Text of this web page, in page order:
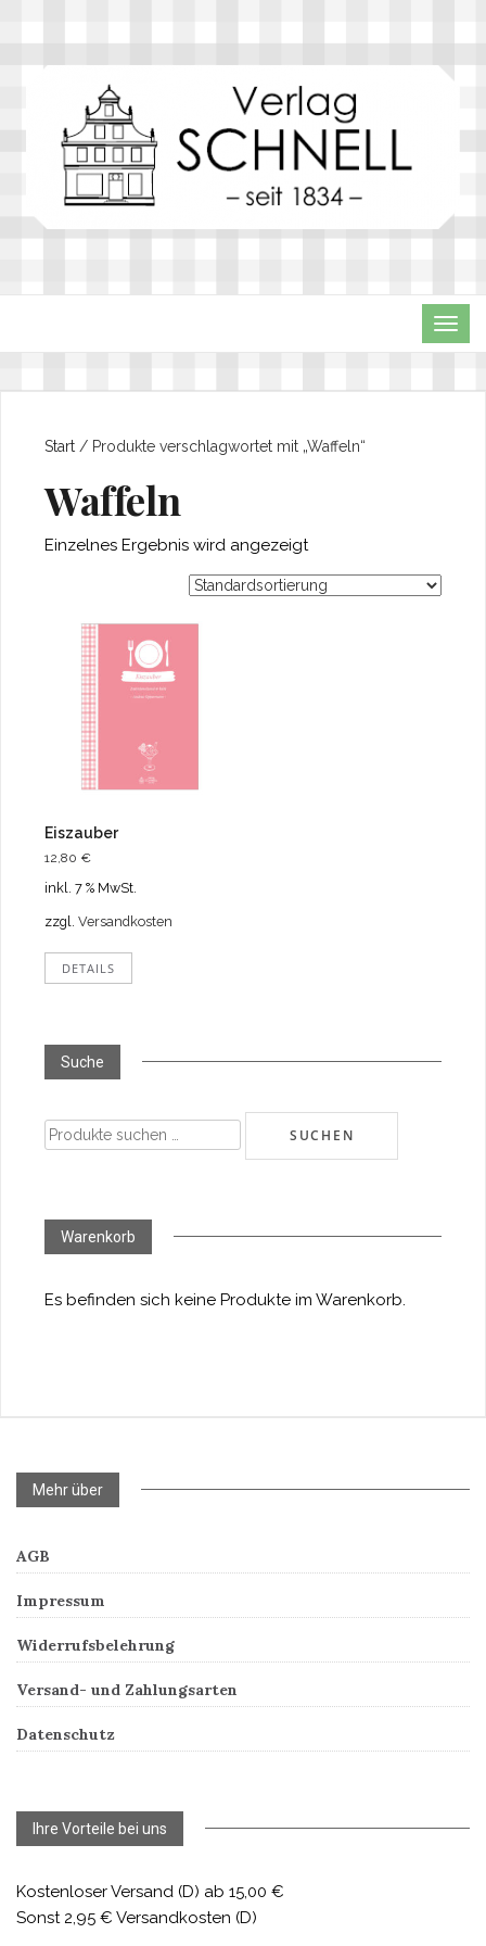
Start / Produkte verschlagwortet mit „Waffeln“
Waffeln
Einzelnes Ergebnis wird angezeigt
Eiszauber
12,80 €
inkl. 7 % MwSt.
zzgl. Versandkosten
DETAILS
Suche
Suchen
nach:
SUCHEN
Warenkorb
Es befinden sich keine Produkte im Warenkorb.
Mehr über
AGB
Impressum
Widerrufsbelehrung
Versand- und Zahlungsarten
Datenschutz
Ihre Vorteile bei uns
Kostenloser Versand (D) ab 15,00 €
Sonst 2,95 € Versandkosten (D)